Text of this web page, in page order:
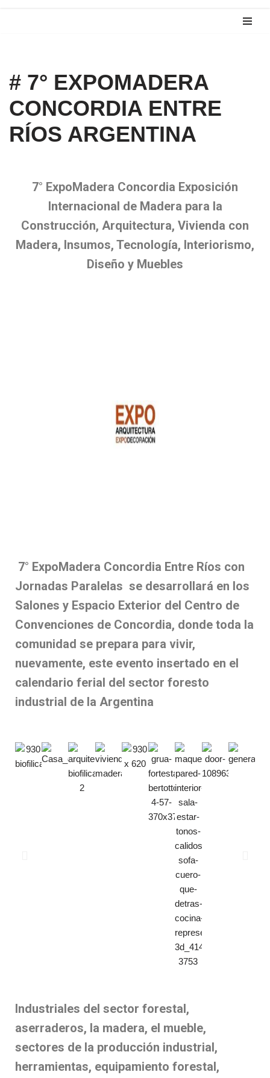
# 7° EXPOMADERA
CONCORDIA ENTRE
RÍOS ARGENTINA
7° ExpoMadera Concordia Exposición
Internacional de Madera para la
Construcción, Arquitectura, Vivienda con
Madera, Insumos, Tecnología, Interiorismo,
Diseño y Muebles
7° ExpoMadera Concordia Entre Ríos con
Jornadas Paralelas se desarrollará en los
Salones y Espacio Exterior del Centro de
Convenciones de Concordia, donde toda la
comunidad se prepara para vivir,
nuevamente, este evento insertado en el
calendario ferial del sector foresto
industrial de la Argentina
Industriales del sector forestal,
aserraderos, la madera, el mueble,
sectores de la producción industrial,
herramientas, equipamiento forestal,